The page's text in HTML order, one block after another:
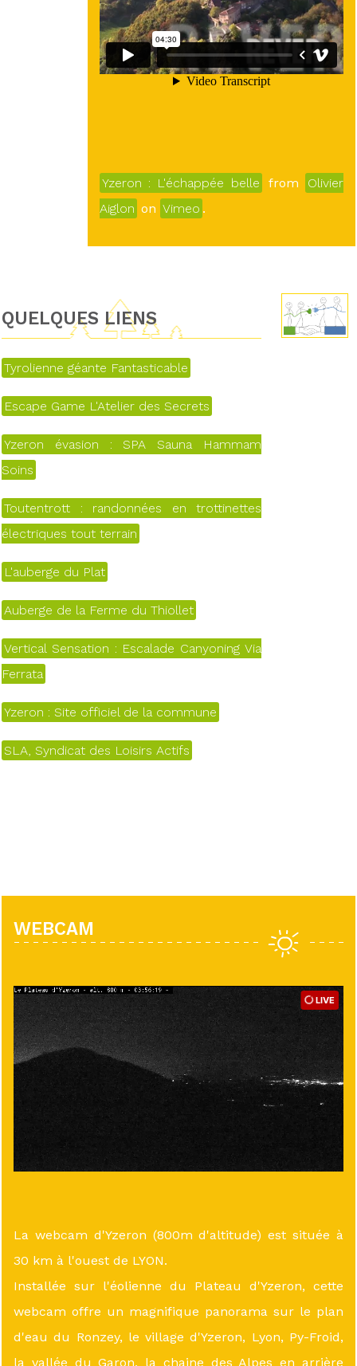
Yzeron : L'échappée belle from
Olivier
Aiglon on Vimeo .
QUELQUES LIENS
Tyrolienne géante Fantasticable
Escape Game L'Atelier des Secrets
Yzeron évasion : SPA Sauna Hammam
Soins
Toutentrott : randonnées en trottinettes
électriques tout terrain
L'auberge du Plat
Auberge de la Ferme du Thiollet
Vertical Sensation : Escalade Canyoning Via
Ferrata
Yzeron : Site officiel de la commune
SLA, Syndicat des Loisirs Actifs
WEBCAM
La webcam d'Yzeron (800m d'altitude) est située à
30 km à l'ouest de LYON.
Installée sur l'éolienne du Plateau d'Yzeron, cette
webcam offre un magnifique panorama sur le plan
d'eau du Ronzey, le village d'Yzeron, Lyon, Py-Froid,
la vallée du Garon, la chaine des Alpes en arrière